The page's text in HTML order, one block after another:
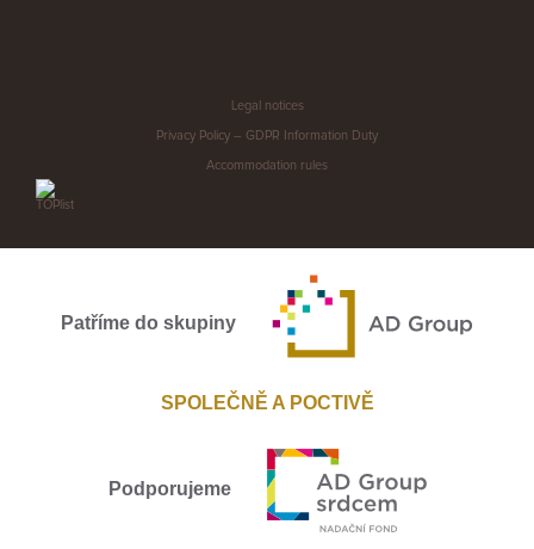
Legal notices
Privacy Policy – GDPR Information Duty
Accommodation rules
Patříme do skupiny
SPOLEČNĚ A POCTIVĚ
Podporujeme